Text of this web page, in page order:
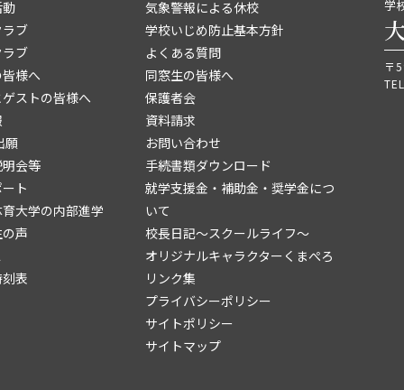
ブ
ブ
様へ
ストの皆様へ
願
会等
ト
大学の内部進学
声
表
気象警報による休校
学校いじめ防止基本方針
よくある質問
同窓生の皆様へ
保護者会
資料請求
お問い合わせ
手続書類ダウンロード
就学支援金・補助金・奨学金につ
いて
校長日記～スクールライフ～
オリジナルキャラクターくまぺろ
リンク集
プライバシーポリシー
サイトポリシー
サイトマップ
学
〒